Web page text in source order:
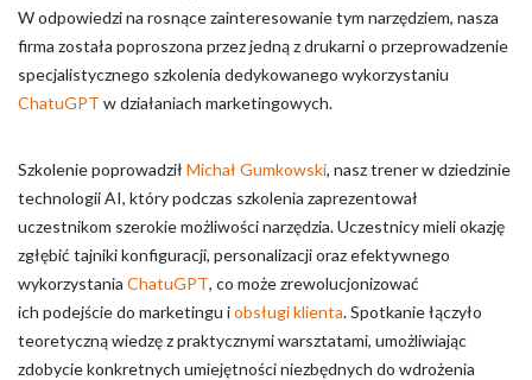
W odpowiedzi na rosnące zainteresowanie tym narzędziem, nasza
firma została poproszona przez jedną z drukarni o przeprowadzenie
specjalistycznego szkolenia dedykowanego wykorzystaniu
ChatuGPT w działaniach marketingowych.
Szkolenie poprowadził Michał Gumkowski, nasz trener w dziedzinie
technologii AI, który podczas szkolenia zaprezentował
uczestnikom szerokie możliwości narzędzia. Uczestnicy mieli okazję
zgłębić tajniki konfiguracji, personalizacji oraz efektywnego
wykorzystania ChatuGPT, co może zrewolucjonizować
ich podejście do marketingu iobsługi klienta. Spotkanie łączyło
teoretyczną wiedzę z praktycznymi warsztatami, umożliwiając
zdobycie konkretnych umiejętności niezbędnych do wdrożenia
Nieklasyfikowane
Nieklasyfikowane pliki cookie, to pliki, które są w procesie
klasyfikowania, wraz z dostawcami poszczególnych ciasteczek.
Odrzuć
Zapisz moje preferencje
Akceptuj wszystko